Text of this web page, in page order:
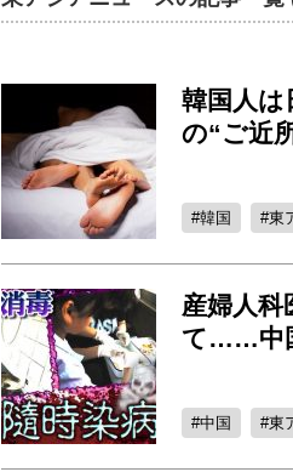
韓国人
の“ご近
韓国 東
産婦人
て……中
中国 東